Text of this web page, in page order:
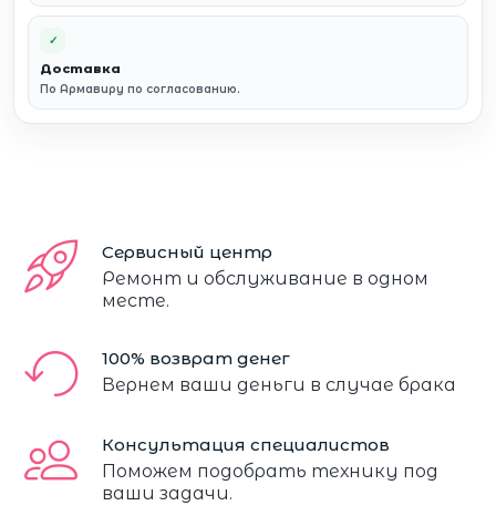
✓
Доставка
По Армавиру по согласованию.
Сервисный центр
Ремонт и обслуживание в одном
месте.
100% возврат денег
Вернем ваши деньги в случае брака
Консультация специалистов
Поможем подобрать технику под
ваши задачи.